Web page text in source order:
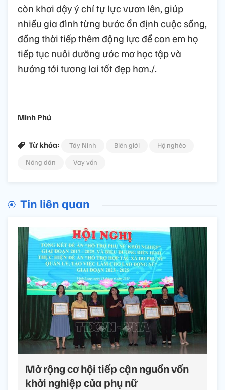
còn khơi dậy ý chí tự lực vươn lên, giúp
nhiều gia đình từng bước ổn định cuộc sống,
đồng thời tiếp thêm động lực để con em họ
tiếp tục nuôi dưỡng ước mơ học tập và
hướng tới tương lai tốt đẹp hơn./.
Minh Phú
Từ khóa: Tây Ninh Biên giới
Hộ nghèo
Nông dân
Vay vốn
Tin liên quan
Mở rộng cơ hội tiếp cận nguồn vốn
khởi nghiệp của phụ nữ